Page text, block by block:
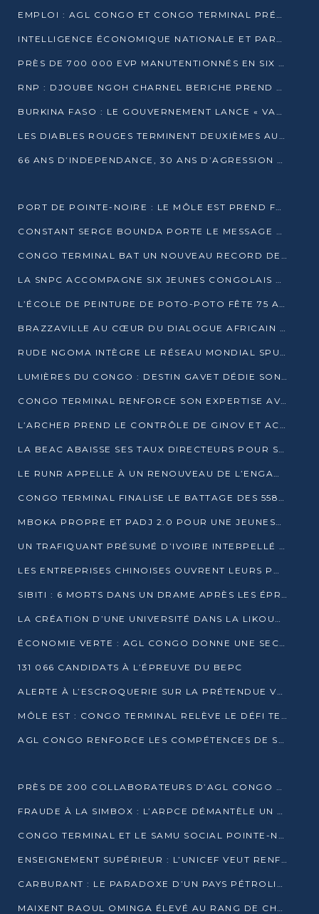
EMPLOI : AGL CONGO ET CONGO TERMINAL PRÉSÉLECTIONNENT PLUS DE 70 JEUNES À POINTE-NOIRE
INTELLIGENCE ÉCONOMIQUE NATIONALE ET PARTENARIATS INTERNATIONAUX : VERS UNE DOCTRINE SOUVERAINE DE SÉCURITÉ ÉCONOMIQUE
PRÈS DE 700 000 EVP MANUTENTIONNÉS EN SIX MOIS PAR CONGO TERMINAL
RNP : DJOUBE NGOH CHARNEL BERICHE PREND LES RÊNES DU PARTI
BURKINA FASO : LE GOUVERNEMENT LANCE « VACANCES UTILES 2026 » POUR FORMER LES ÉLÈVES À 15 MÉTIERS
LES DIABLES ROUGES TERMINENT DEUXIÈMES AU CHAMPIONNAT D’AFRIQUE ZONE 3
66 ANS D’INDEPENDANCE, 30 ANS D’AGRESSION RWAN DAISE : 4 PRESIDENCES, UN ECHEC COLLECTIF
PORT DE POINTE-NOIRE : LE MÔLE EST PREND FORME ET VISE LES GÉANTS DES MERS
CONSTANT SERGE BOUNDA PORTE LE MESSAGE DE COMPASSION DE DENIS SASSOU NGUESSO EN IRAN
CONGO TERMINAL BAT UN NOUVEAU RECORD DE PRODUCTIVITÉ AU PORT DE POINTE-NOIRE
LA SNPC ACCOMPAGNE SIX JEUNES CONGOLAIS AUX OLYMPIADES PANAFRICAINES DE MATHÉMATIQUES
L’ÉCOLE DE PEINTURE DE POTO-POTO FÊTE 75 ANS AU SERVICE DE L’ART CONGOLAIS
BRAZZAVILLE AU CŒUR DU DIALOGUE AFRICAIN SUR LES OBJECTIFS DE DÉVELOPPEMENT DURABLE
RUDE NGOMA INTÈGRE LE RÉSEAU MONDIAL SPUTNIK PRO APRÈS UNE FORMATION À MOSCOU
LUMIÈRES DU CONGO : DESTIN GAVET DÉDIE SON PRIX À L’UNITÉ NATIONALE ET À LA JEUNESSE
CONGO TERMINAL RENFORCE SON EXPERTISE AVEC NEUF NOUVEAUX FORMATEURS EN ENGINS PORTUAIRES
L’ARCHER PREND LE CONTRÔLE DE GINOV ET ACCÉLÈRE SON VIRAGE NUMÉRIQUE
LA BEAC ABAISSE SES TAUX DIRECTEURS POUR SOUTENIR LA CROISSANCE EN ZONE CEMAC
LE RUNR APPELLE À UN RENOUVEAU DE L’ENGAGEMENT MILITANT
CONGO TERMINAL FINALISE LE BATTAGE DES 558 PIEUX DU FUTUR QUAI DU MÔLE EST
MBOKA PROPRE ET PADJ 2.0 POUR UNE JEUNESSE PLUS AUTONOME
UN TRAFIQUANT PRÉSUMÉ D’IVOIRE INTERPELLÉ À DOLISIE
LES ENTREPRISES CHINOISES OUVRENT LEURS PORTES AUX JEUNES DIPLÔMÉS
SIBITI : 6 MORTS DANS UN DRAME APRÈS LES ÉPREUVES DU BEPC
LA CRÉATION D’UNE UNIVERSITÉ DANS LA LIKOUALA AU CŒUR D’UNE RÉFLEXION NATIONALE
ÉCONOMIE VERTE : AGL CONGO DONNE UNE SECONDE VIE À SES DÉCHETS INDUSTRIELS
131 066 CANDIDATS À L’ÉPREUVE DU BEPC
ALERTE À L’ESCROQUERIE SUR LA PRÉTENDUE VENTE DE PARCELLES AFAT
MÔLE EST : CONGO TERMINAL RELÈVE LE DÉFI TECHNIQUE DES SABLES BITUMINEUX
AGL CONGO RENFORCE LES COMPÉTENCES DE SES ÉQUIPES AVEC LA CERTIFICATION CACES® R483
PRÈS DE 200 COLLABORATEURS D’AGL CONGO EN FORMATION JUSQU’EN JUILLET
FRAUDE À LA SIMBOX : L’ARPCE DÉMANTÈLE UN RÉSEAU UTILISANT DES CARTES SIM OUGANDAISES
CONGO TERMINAL ET LE SAMU SOCIAL POINTE-NOIRE RENOUVELLENT LEUR PARTENARIAT EN FAVEUR DES JEUNES VULNÉRABLES
ENSEIGNEMENT SUPÉRIEUR : L’UNICEF VEUT RENFORCER LA RECHERCHE SUR LES QUESTIONS DE L’ENFANCE
CARBURANT : LE PARADOXE D’UN PAYS PÉTROLIER CONFRONTÉ À DES PÉNURIES RÉCURRENTES
MAIXENT RAOUL OMINGA ÉLEVÉ AU RANG DE CHEVALIER DE L’ORDRE DE L’AMITIÉ ENTRE LA RUSSIE ET LE CONGO